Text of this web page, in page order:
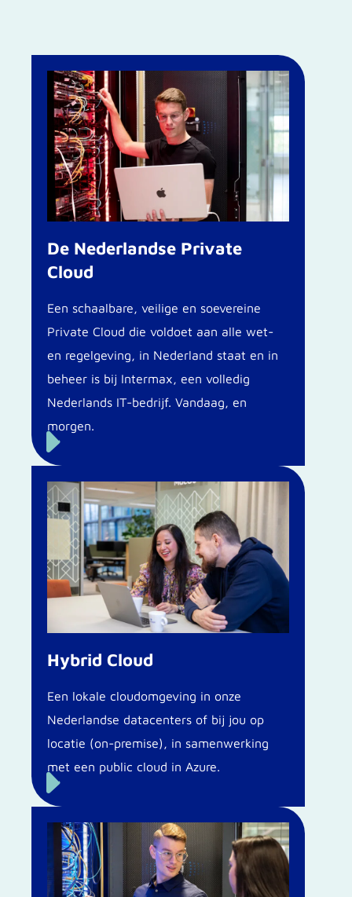
De Nederlandse Private
Cloud
Een schaalbare, veilige en soevereine
Private Cloud die voldoet aan alle wet-
en regelgeving, in Nederland staat en in
beheer is bij Intermax, een volledig
Nederlands IT-bedrijf. Vandaag, en
morgen.
E
Hybrid Cloud
Een lokale cloudomgeving in onze
Nederlandse datacenters of bij jou op
locatie (on-premise), in samenwerking
met een public cloud in Azure.
E